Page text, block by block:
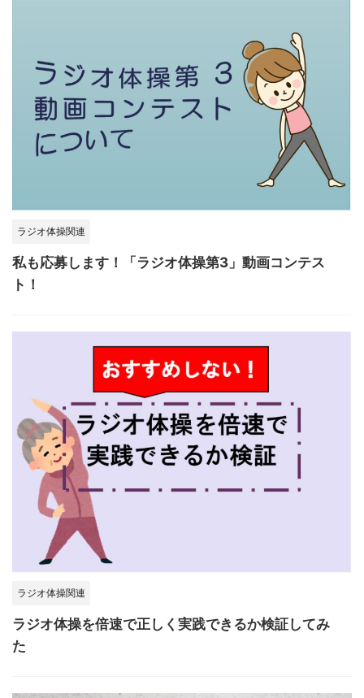
ラジオ体操関連
私も応募します！「ラジオ体操第3」動画コンテス
ト！
ラジオ体操関連
ラジオ体操を倍速で正しく実践できるか検証してみ
た